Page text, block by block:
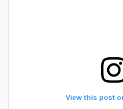
View this post